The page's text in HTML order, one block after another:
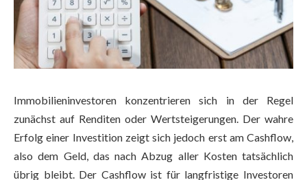
Immobilieninvestoren konzentrieren sich in der Regel
zunächst auf Renditen oder Wertsteigerungen. Der wahre
Erfolg einer Investition zeigt sich jedoch erst am Cashflow,
also dem Geld, das nach Abzug aller Kosten tatsächlich
übrig bleibt. Der Cashflow ist für langfristige Investoren